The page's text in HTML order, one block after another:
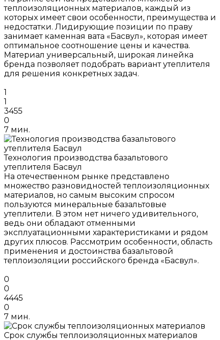
теплоизоляционных материалов, каждый из
которых имеет свои особенности, преимущества и
недостатки. Лидирующие позиции по праву
занимает каменная вата «Басвул», которая имеет
оптимальное соотношение цены и качества.
Материал универсальный, широкая линейка
бренда позволяет подобрать вариант утеплителя
для решения конкретных задач.
1
1
3455
0
7 мин.
Технология производства базальтового
утеплителя Басвул
На отечественном рынке представлено
множество разновидностей теплоизоляционных
материалов, но самым высоким спросом
пользуются минеральные базальтовые
утеплители. В этом нет ничего удивительного,
ведь они обладают отменными
эксплуатационными характеристиками и рядом
других плюсов. Рассмотрим особенности, область
применения и достоинства базальтовой
теплоизоляции российского бренда «Басвул».
0
0
4445
0
7 мин.
Срок службы теплоизоляционных материалов